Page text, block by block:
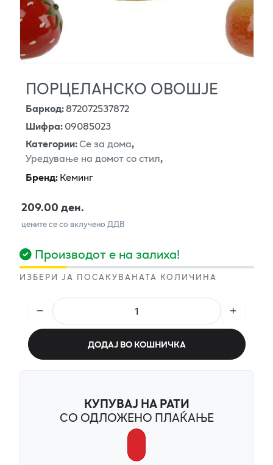
ПОРЦЕЛАНСКО ОВОШЈЕ
Баркод:872072537872
Шифра:09085023
Категории:Се за дома,
Уредување на домот со стил,
Бренд:Кеминг
209.00 ден.
цените се со вклучено ДДВ
Производот е на залиха!
ИЗБЕРИ ЈА ПОСАКУВАНАТА КОЛИЧИНА
ДОДАЈ ВО КОШНИЧКА
КУПУВАЈ НА РАТИ
СО ОДЛОЖЕНО ПЛАЌАЊЕ